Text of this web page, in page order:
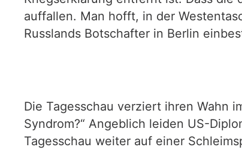
auffallen. Man hofft, in der
Russlands Botschafter in Berlin
Die Tagesschau verziert ihren Wahn
Syndrom?“ Angeblich leiden US-
Tagesschau weiter auf einer